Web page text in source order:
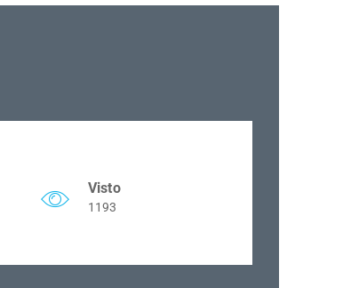
Visto
1193